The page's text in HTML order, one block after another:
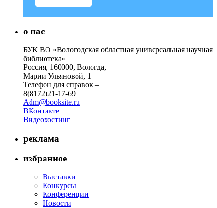
о нас
БУК ВО «Вологодская областная универсальная научная
библиотека»
Россия, 160000, Вологда,
Марии Ульяновой, 1
Телефон для справок –
8(8172)21-17-69
Adm@booksite.ru
ВКонтакте
Видеохостинг
реклама
избранное
Выставки
Конкурсы
Конференции
Новости